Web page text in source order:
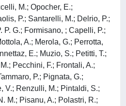
M.; Opocher, E.;
P.; Santarelli, M.; Delrio, P.;
P. G.; Formisano, ; Capelli, P.;
A.; Merola, G.; Perrotta,
E.; Muzio, S.; Petitti, T.;
Pecchini, F.; Frontali, A.;
P.; Pignata, G.;
V.; Renzulli, M.; Pintaldi, S.;
M.; Pisanu, A.; Polastri, R.;